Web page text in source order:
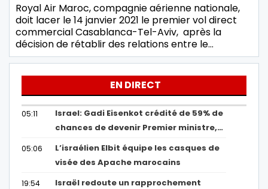
Royal Air Maroc, compagnie aérienne nationale,
doit lacer le 14 janvier 2021 le premier vol direct
commercial Casablanca-Tel-Aviv, après la
décision de rétablir des relations entre le…
EN DIRECT
05:11
Israel: Gadi Eisenkot crédité de 59% de
chances de devenir Premier ministre,…
05:06
L’israélien Elbit équipe les casques de
visée des Apache marocains
19:54
Israël redoute un rapprochement